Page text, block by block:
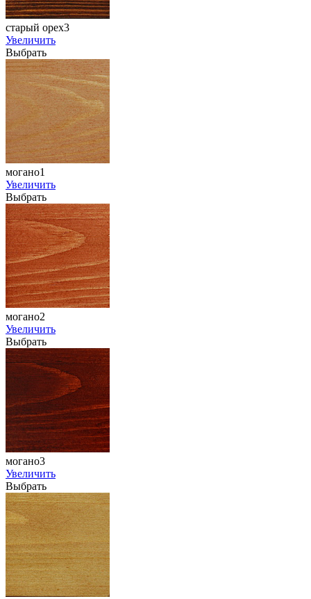
старый орех3
Увеличить
Выбрать
могано1
Увеличить
Выбрать
могано2
Увеличить
Выбрать
могано3
Увеличить
Выбрать